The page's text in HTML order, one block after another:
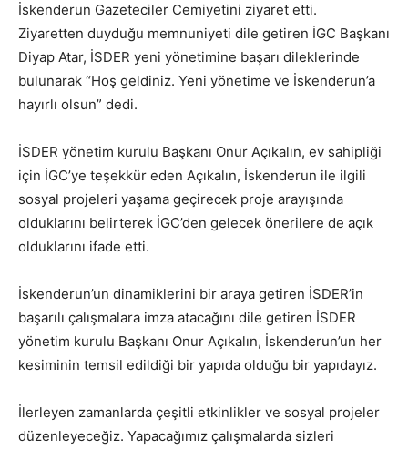
İskenderun Gazeteciler Cemiyetini ziyaret etti.
Ziyaretten duyduğu memnuniyeti dile getiren İGC Başkanı
Diyap Atar, İSDER yeni yönetimine başarı dileklerinde
bulunarak “Hoş geldiniz. Yeni yönetime ve İskenderun’a
hayırlı olsun” dedi.
İSDER yönetim kurulu Başkanı Onur Açıkalın, ev sahipliği
için İGC’ye teşekkür eden Açıkalın, İskenderun ile ilgili
sosyal projeleri yaşama geçirecek proje arayışında
olduklarını belirterek İGC’den gelecek önerilere de açık
olduklarını ifade etti.
İskenderun’un dinamiklerini bir araya getiren İSDER’in
başarılı çalışmalara imza atacağını dile getiren İSDER
yönetim kurulu Başkanı Onur Açıkalın, İskenderun’un her
kesiminin temsil edildiği bir yapıda olduğu bir yapıdayız.
İlerleyen zamanlarda çeşitli etkinlikler ve sosyal projeler
düzenleyeceğiz. Yapacağımız çalışmalarda sizleri